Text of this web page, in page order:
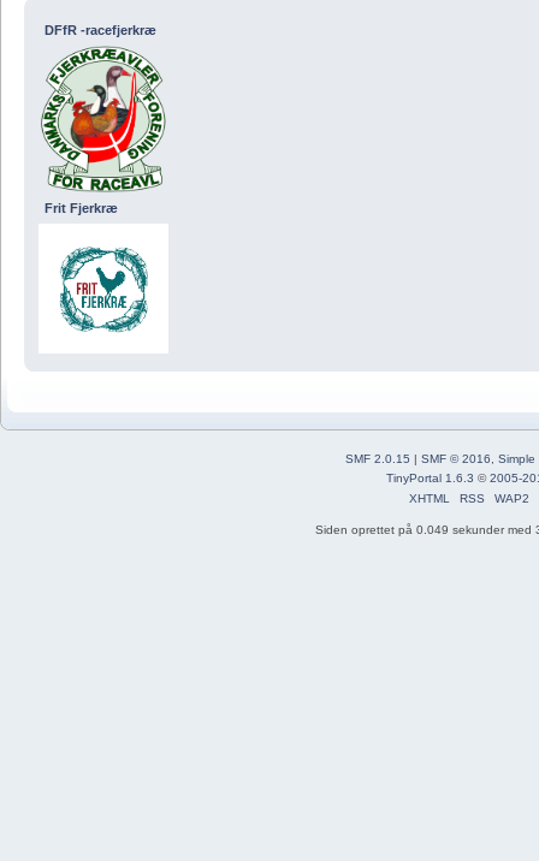
DFfR -racefjerkræ
Frit Fjerkræ
SMF 2.0.15 | SMF © 2016
Simple
TinyPortal 1.6.3 ©2005-
XHTML
RSS WAP2
Siden oprettet på 0.049 sekunder med